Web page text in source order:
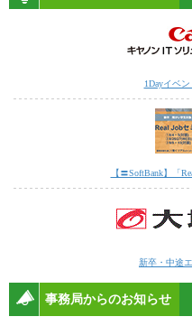
1Dayイベン
【〓SoftBank】「
新卒・中途
事務局からのお知らせ